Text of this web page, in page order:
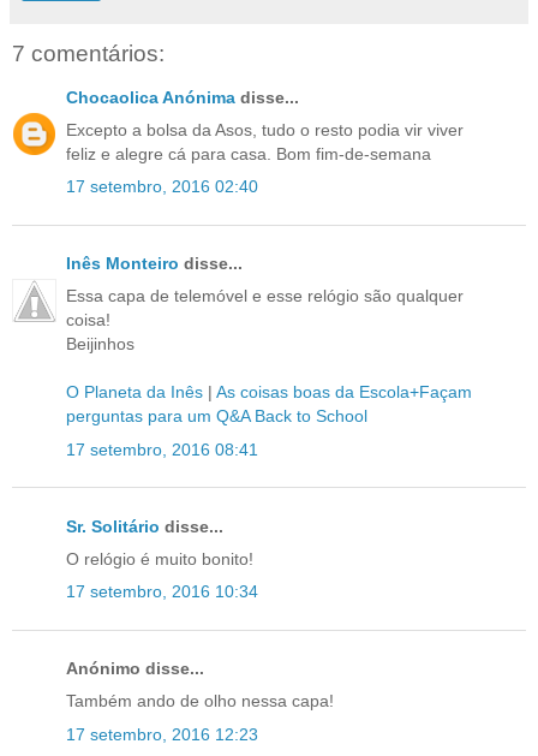
7 comentários:
Chocaolica Anónima disse...
Excepto a bolsa da Asos, tudo o resto podia vir viver
feliz e alegre cá para casa. Bom fim-de-semana
17 setembro, 2016 02:40
Inês Monteiro disse...
Essa capa de telemóvel e esse relógio são qualquer
coisa!
Beijinhos
O Planeta da Inês | As coisas boas da Escola+Façam
perguntas para um Q&A Back to School
17 setembro, 2016 08:41
Sr. Solitário disse...
O relógio é muito bonito!
17 setembro, 2016 10:34
Anónimo disse...
Também ando de olho nessa capa!
17 setembro, 2016 12:23